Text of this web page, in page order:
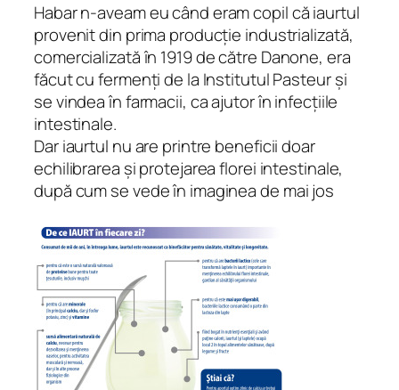
Habar n-aveam eu când eram copil că iaurtul
provenit din prima producție industrializată,
comercializată în 1919 de către Danone, era
făcut cu fermenți de la Institutul Pasteur și
se vindea în farmacii, ca ajutor în infecțiile
intestinale.
Dar iaurtul nu are printre beneficii doar
echilibrarea și protejarea florei intestinale,
după cum se vede în imaginea de mai jos